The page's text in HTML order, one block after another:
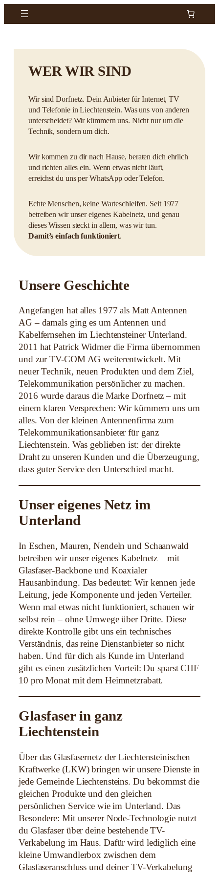
Zum
Inhalt
WER WIR SIND
Wir sind Dorfnetz. Dein Anbieter für Internet, TV
und Telefonie in Liechtenstein. Was uns von anderen
unterscheidet? Wir kümmern uns. Nicht nur um die
Technik, sondern um dich.
Wir kommen zu dir nach Hause, beraten dich ehrlich
und richten alles ein. Wenn etwas nicht läuft,
erreichst du uns per WhatsApp oder Telefon.
Echte Menschen, keine Warteschleifen. Seit 1977
betreiben wir unser eigenes Kabelnetz, und genau
dieses Wissen steckt in allem, was wir tun.
Damit’s einfach funktioniert.
Unsere Geschichte
Angefangen hat alles 1977 als Matt Antennen
AG – damals ging es um Antennen und
Kabelfernsehen im Liechtensteiner Unterland.
2011 hat Patrick Widmer die Firma übernommen
und zur TV-COM AG weiterentwickelt. Mit
neuer Technik, neuen Produkten und dem Ziel,
Telekommunikation persönlicher zu machen.
2016 wurde daraus die Marke Dorfnetz – mit
einem klaren Versprechen: Wir kümmern uns um
alles. Von der kleinen Antennenfirma zum
Telekommunikationsanbieter für ganz
Liechtenstein. Was geblieben ist: der direkte
Draht zu unseren Kunden und die Überzeugung,
dass guter Service den Unterschied macht.
Unser eigenes Netz im
Unterland
In Eschen, Mauren, Nendeln und Schaanwald
betreiben wir unser eigenes Kabelnetz – mit
Glasfaser-Backbone und Koaxialer
Hausanbindung. Das bedeutet: Wir kennen jede
Leitung, jede Komponente und jeden Verteiler.
Wenn mal etwas nicht funktioniert, schauen wir
selbst rein – ohne Umwege über Dritte. Diese
direkte Kontrolle gibt uns ein technisches
Verständnis, das reine Dienstanbieter so nicht
haben. Und für dich als Kunde im Unterland
gibt es einen zusätzlichen Vorteil: Du sparst CHF
10 pro Monat mit dem Heimnetzrabatt.
Glasfaser in ganz
Liechtenstein
Über das Glasfasernetz der Liechtensteinischen
Kraftwerke (LKW) bringen wir unsere Dienste in
jede Gemeinde Liechtensteins. Du bekommst die
gleichen Produkte und den gleichen
persönlichen Service wie im Unterland. Das
Besondere: Mit unserer Node-Technologie nutzt
du Glasfaser über deine bestehende TV-
Verkabelung im Haus. Dafür wird lediglich eine
kleine Umwandlerbox zwischen dem
Glasfaseranschluss und deiner TV-Verkabelung